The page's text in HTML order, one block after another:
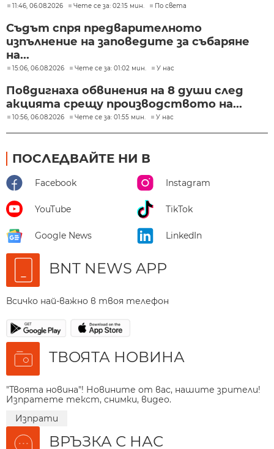
11:46, 06.08.2026 Чете се за: 02:15 мин. По света
Съдът спря предварителното
изпълнение на заповедите за събаряне
на...
15:06, 06.08.2026 Чете се за: 01:02 мин. У нас
Повдигнаха обвинения на 8 души след
акцията срещу производството на...
10:56, 06.08.2026 Чете се за: 01:55 мин. У нас
ПОСЛЕДВАЙТЕ НИ В
Facebook Instagram
YouTube TikTok
Google News LinkedIn
BNT NEWS APP
Всичко най-важно в твоя телефон
ТВОЯТА НОВИНА
"Твоята новина"! Новините от вас, нашите зрители!
Изпратете текст, снимки, видео.
Изпрати
ВРЪЗКА С НАС